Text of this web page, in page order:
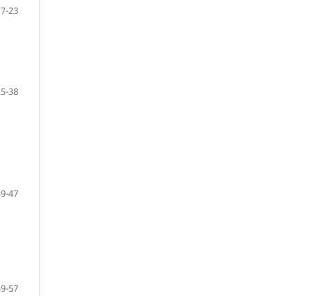
7-23
38
47
57